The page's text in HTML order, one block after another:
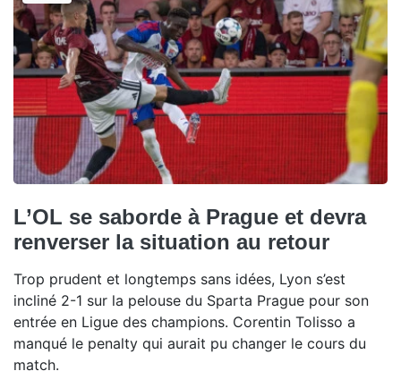
L’OL se saborde à Prague et devra
renverser la situation au retour
Trop prudent et longtemps sans idées, Lyon s’est
incliné 2-1 sur la pelouse du Sparta Prague pour son
entrée en Ligue des champions. Corentin Tolisso a
manqué le penalty qui aurait pu changer le cours du
match.